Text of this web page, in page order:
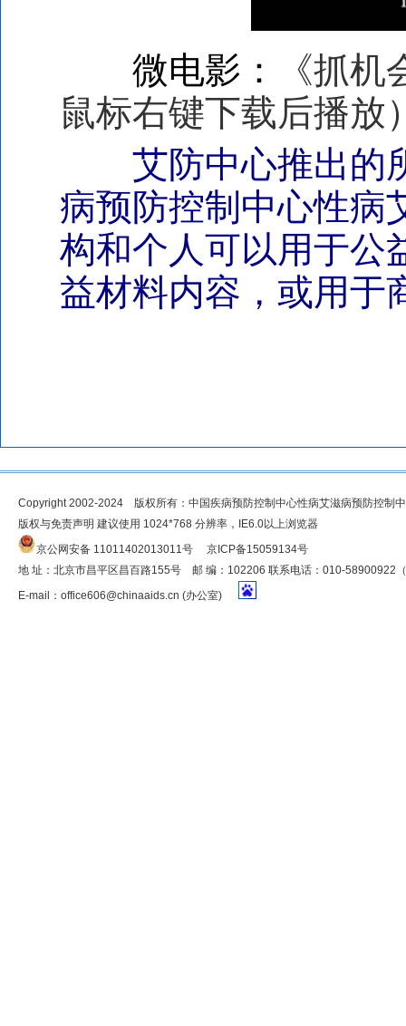
微电影：
《抓机
鼠标右键下载后播放
艾防中心推出的
病预防控制中心性病
构和个人可以用于公
益材料内容，或用于
Copyright 2002-2024 版权所有：中国疾病预防控制中心性病艾滋病预防控制
版权与免责声明 建议使用 1024*768 分辨率，IE6.0以上浏览器
京公网安备 11011402013011号
京ICP备15059134号
地 址：北京市昌平区昌百路155号 邮 编：102206 联系电话：010-58900922
E-mail： office606@chinaaids.cn (办公室)